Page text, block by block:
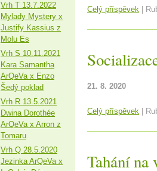
Celý příspěvek
21. 8. 2020
Celý příspěvek
Tahání na
Vrh T 13.7.2022
Mylady Mystery x
Justify Kassius z
Molu Es
Vrh S 10.11.2021
Kara Samantha
ArQeVa x Enzo
Šedý poklad
Vrh R 13.5.2021
Dwina Dorothée
ArQeVa x Arron z
Tomaru
Vrh Q 28.5.2020
Jezinka ArQeVa x